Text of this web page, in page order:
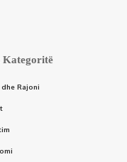
Kategoritë
Rajoni